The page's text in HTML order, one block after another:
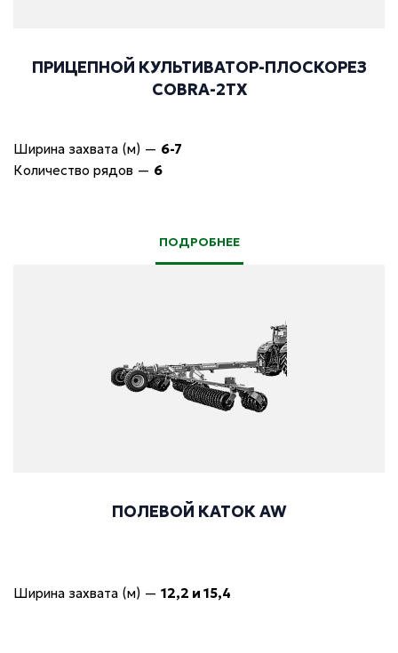
ПРИЦЕПНОЙ КУЛЬТИВАТОР-ПЛОСКОРЕЗ
COBRA-2TX
Ширина захвата (м) — 6-7
Количество рядов — 6
ПОДРОБНЕЕ
ПОЛЕВОЙ КАТОК AW
Ширина захвата (м) — 12,2 и 15,4